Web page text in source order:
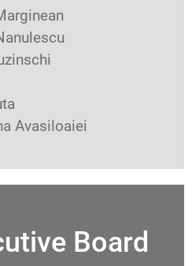
Avasiloaiei
Board